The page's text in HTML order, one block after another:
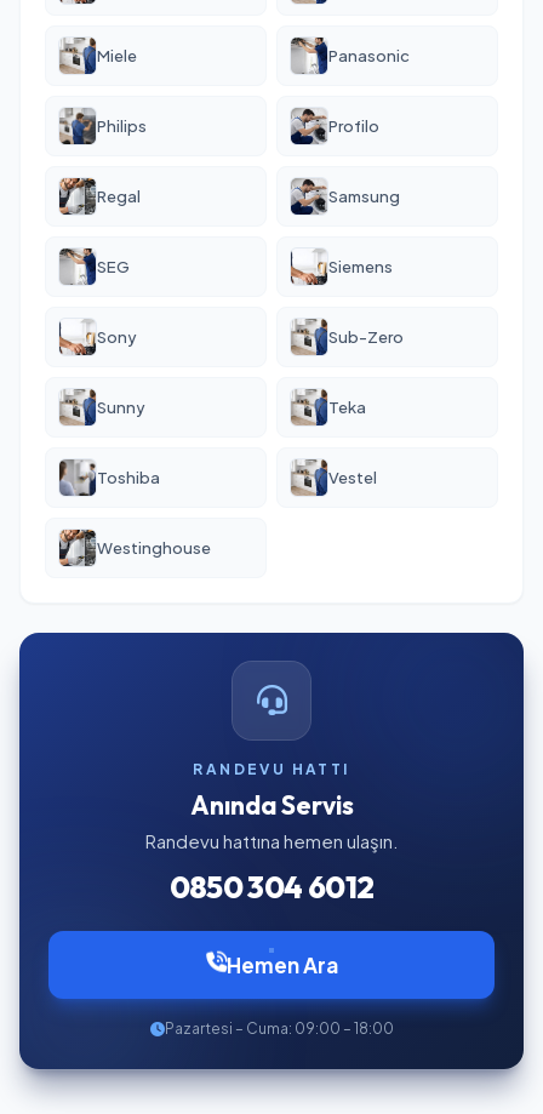
Miele Panasonic
Philips Profilo
Regal Samsung
SEG Siemens
Sony Sub-Zero
Sunny Teka
Toshiba Vestel
Westinghouse
RANDEVU HATTI
Anında Servis
Randevu hattına hemen ulaşın.
0850 304 6012
Hemen Ara
Pazartesi – Cuma: 09:00 – 18:00